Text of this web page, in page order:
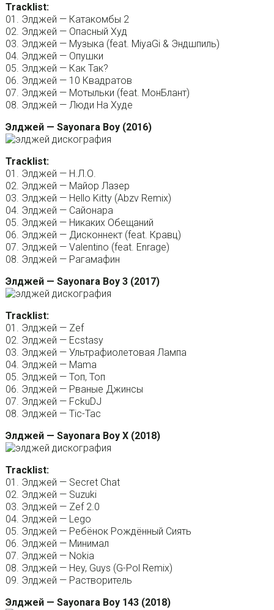
Tracklist:
01. Элджей — Катакомбы 2
02. Элджей — Опасный Худ
03. Элджей — Музыка (feat. MiyaGi & Эндшпиль)
04. Элджей — Опушки
05. Элджей — Как Так?
06. Элджей — 10 Квадратов
07. Элджей — Мотыльки (feat. МонБлант)
08. Элджей — Люди На Худе
Элджей — Sayonara Boy (2016)
Tracklist:
01. Элджей — Н.Л.О.
02. Элджей — Майор Лазер
03. Элджей — Hello Kitty (Abzv Remix)
04. Элджей — Сайонара
05. Элджей — Никаких Обещаний
06. Элджей — Дисконнект (feat. Кравц)
07. Элджей — Valentino (feat. Enrage)
08. Элджей — Рагамафин
Элджей — Sayonara Boy 3 (2017)
Tracklist:
01. Элджей — Zef
02. Элджей — Ecstasy
03. Элджей — Ультрафиолетовая Лампа
04. Элджей — Mama
05. Элджей — Топ, Топ
06. Элджей — Рваные Джинсы
07. Элджей — FckuDJ
08. Элджей — Tic-Tac
Элджей — Sayonara Boy X (2018)
Tracklist:
01. Элджей — Secret Chat
02. Элджей — Suzuki
03. Элджей — Zef 2.0
04. Элджей — Lego
05. Элджей — Ребёнок Рождённый Сиять
06. Элджей — Минимал
07. Элджей — Nokia
08. Элджей — Hey, Guys (G-Pol Remix)
09. Элджей — Растворитель
Элджей — Sayonara Boy 143 (2018)